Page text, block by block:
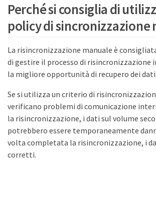
Perché si consiglia di
policy di sincronizzazione
La risincronizzazione manuale è
di gestire il processo di risincronizzazione
la migliore opportunità di recupero dei dati.
Se si utilizza un criterio di
verificano problemi di comunicazione
la risincronizzazione, i dati sul volume
potrebbero essere temporaneamente
volta completata la risincronizzazione, i
corretti.